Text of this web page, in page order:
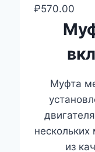
₽570.00
Муфта
из